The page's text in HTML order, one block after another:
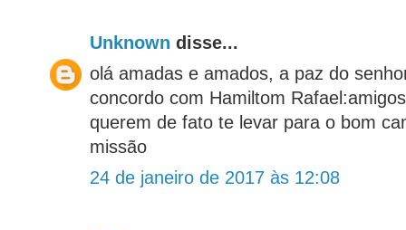
Unknown disse...
olá amadas e amados, a paz do
concordo com Hamiltom
querem de fato te levar para o bom
missão
24 de janeiro de 2017 às 12:08